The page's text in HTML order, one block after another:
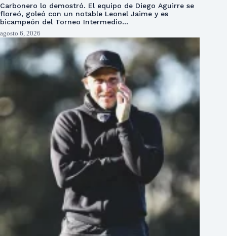
Carbonero lo demostró. El equipo de Diego Aguirre se
floreó, goleó con un notable Leonel Jaime y es
bicampeón del Torneo Intermedio…
agosto 6, 2026